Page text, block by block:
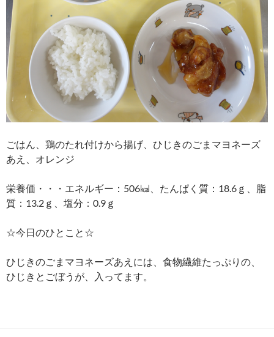
ごはん、鶏のたれ付けから揚げ、ひじきのごまマヨネーズ
あえ、オレンジ
栄養価・・・エネルギー：506㎉、たんぱく質：18.6ｇ、脂
質：13.2ｇ、塩分：0.9ｇ
☆今日のひとこと☆
ひじきのごまマヨネーズあえには、食物繊維たっぷりの、
ひじきとごぼうが、入ってます。